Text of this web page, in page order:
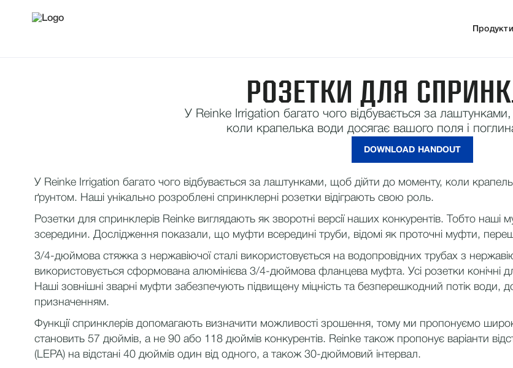
Продукти
РОЗЕТКИ ДЛЯ
У Reinke Irrigation багато чого відбувається за
коли крапелька води досягає вашого поля і
DOWNLOAD HANDOUT
У Reinke Irrigation багато чого відбувається за лаштунками, щоб дійти до моменту, коли
ґрунтом. Наші унікально розроблені спринклерні розетки відіграють свою роль.
Розетки для спринклерів Reinke виглядають як зворотні версії наших конкурентів. Тобто
зсередини. Дослідження показали, що муфти всередині труби, відомі як проточні муфти,
3/4-дюймова стяжка з нержавіючої сталі використовується на водопровідних трубах з
використовується сформована алюмінієва 3/4-дюймова фланцева муфта. Усі розетки конічні
Наші зовнішні зварні муфти забезпечують підвищену міцність та безперешкодний потік води,
призначенням.
Функції спринклерів допомагають визначити можливості зрошення, тому ми пропонуємо
становить 57 дюймів, а не 90 або 118 дюймів конкурентів. Reinke також пропонує варіанти
(LEPA) на відстані 40 дюймів один від одного, а також 30-дюймовий інтервал.